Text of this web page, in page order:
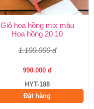
Giỏ hoa hồng mix màu
Hoa hồng 20 10
1.100.000 đ
990.000 đ
HYT-188
Đặt hàng